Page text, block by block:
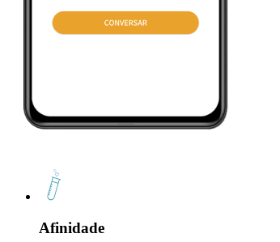
Afinidade